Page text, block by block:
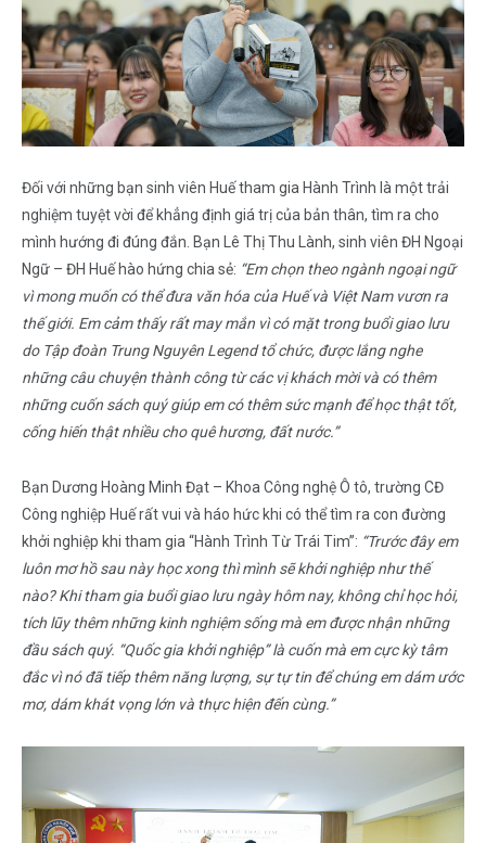
Đối với những bạn sinh viên Huế tham gia Hành Trình là một trải
nghiệm tuyệt vời để khẳng định giá trị của bản thân, tìm ra cho
mình hướng đi đúng đắn. Bạn Lê Thị Thu Lành, sinh viên ĐH Ngoại
Ngữ – ĐH Huế hào hứng chia sẻ: “Em chọn theo ngành ngoại ngữ
vì mong muốn có thể đưa văn hóa của Huế và Việt Nam vươn ra
thế giới. Em cảm thấy rất may mắn vì có mặt trong buổi giao lưu
do Tập đoàn Trung Nguyên Legend tổ chức, được lắng nghe
những câu chuyện thành công từ các vị khách mời và có thêm
những cuốn sách quý giúp em có thêm sức mạnh để học thật tốt,
cống hiến thật nhiều cho quê hương, đất nước.”
Bạn Dương Hoàng Minh Đạt – Khoa Công nghệ Ô tô, trường CĐ
Công nghiệp Huế rất vui và háo hức khi có thể tìm ra con đường
khởi nghiệp khi tham gia “Hành Trình Từ Trái Tim”: “Trước đây em
luôn mơ hồ sau này học xong thì mình sẽ khởi nghiệp như thế
nào? Khi tham gia buổi giao lưu ngày hôm nay, không chỉ học hỏi,
tích lũy thêm những kinh nghiệm sống mà em được nhận những
đầu sách quý. “Quốc gia khởi nghiệp” là cuốn mà em cực kỳ tâm
đắc vì nó đã tiếp thêm năng lượng, sự tự tin để chúng em dám ước
mơ, dám khát vọng lớn và thực hiện đến cùng.”